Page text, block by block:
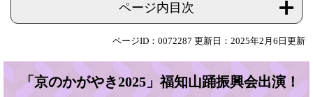
ページ内目次
ページID：0072287 更新日：2025年2月6日更新
「京のかがやき2025」福知山踊振興会出演！